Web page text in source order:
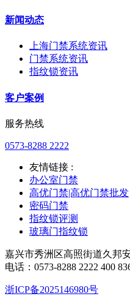
新闻动态
上海门禁系统资讯
门禁系统资讯
指纹锁资讯
客户案例
服务热线
0573-8288 2222
友情链接 :
办公室门禁
高优门禁|高优门禁批发
密码门禁
指纹锁评测
玻璃门指纹锁
嘉兴市秀洲区高照街道久邦
电话：0573-8288 2222 400
浙ICP备2025146980号